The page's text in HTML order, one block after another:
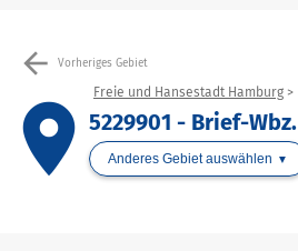
arrow_back Vorheriges Gebiet
place
Freie und Hansestadt Hamburg
5229901 - Brief-Wbz.
Anderes Gebiet auswählen